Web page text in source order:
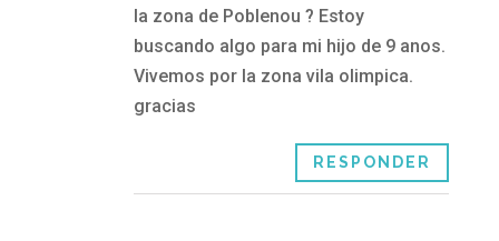
la zona de Poblenou ? Estoy
buscando algo para mi hijo de 9 anos.
Vivemos por la zona vila olimpica.
gracias
RESPONDER